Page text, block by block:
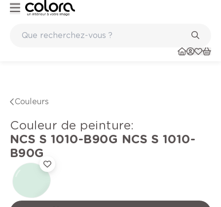
Couleurs
Couleur de peinture:
NCS S 1010-B90G NCS S 1010-
B90G